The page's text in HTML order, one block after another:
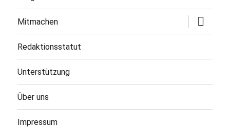
Mitmachen
öffnen
Redaktionsstatut
Unterstützung
Über uns
Impressum